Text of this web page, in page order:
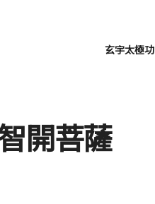
玄宇太極功
開菩薩